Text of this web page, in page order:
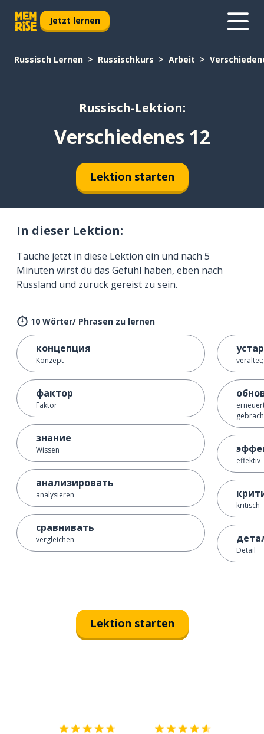
Jetzt lernen
Russisch Lernen Russischkurs Arbeit
Russisch-Lektion:
Verschiedenes 12
Lektion starten
In dieser Lektion:
Tauche jetzt in diese Lektion ein und nach 5
Minuten wirst du das Gefühl haben, eben nach
Russland und zurück gereist zu sein.
10 Wörter/ Phrasen zu lernen
концепция
Konzept
фактор
Faktor
знание
Wissen
анализировать
analysieren
сравнивать
vergleichen
effektiv
kritisch
Detail
Lektion starten